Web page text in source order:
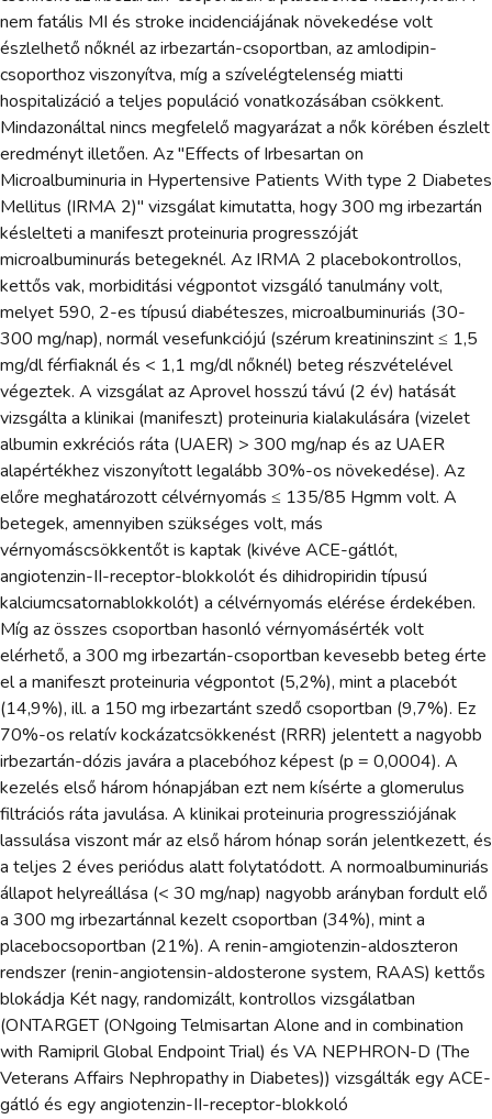
nem fatális MI és stroke incidenciájának növekedése volt
észlelhető nőknél az irbezartán-csoportban, az amlodipin-
csoporthoz viszonyítva, míg a szívelégtelenség miatti
hospitalizáció a teljes populáció vonatkozásában csökkent.
Mindazonáltal nincs megfelelő magyarázat a nők körében észlelt
eredményt illetően. Az "Effects of Irbesartan on
Microalbuminuria in Hypertensive Patients With type 2 Diabetes
Mellitus (IRMA 2)" vizsgálat kimutatta, hogy 300 mg irbezartán
késlelteti a manifeszt proteinuria progresszóját
microalbuminurás betegeknél. Az IRMA 2 placebokontrollos,
kettős vak, morbiditási végpontot vizsgáló tanulmány volt,
melyet 590, 2-es típusú diabéteszes, microalbuminuriás (30-
300 mg/nap), normál vesefunkciójú (szérum kreatininszint ≤ 1,5
mg/dl férfiaknál és < 1,1 mg/dl nőknél) beteg részvételével
végeztek. A vizsgálat az Aprovel hosszú távú (2 év) hatását
vizsgálta a klinikai (manifeszt) proteinuria kialakulására (vizelet
albumin exkréciós ráta (UAER) > 300 mg/nap és az UAER
alapértékhez viszonyított legalább 30%-os növekedése). Az
előre meghatározott célvérnyomás ≤ 135/85 Hgmm volt. A
betegek, amennyiben szükséges volt, más
vérnyomáscsökkentőt is kaptak (kivéve ACE-gátlót,
angiotenzin-II-receptor-blokkolót és dihidropiridin típusú
kalciumcsatornablokkolót) a célvérnyomás elérése érdekében.
Míg az összes csoportban hasonló vérnyomásérték volt
elérhető, a 300 mg irbezartán-csoportban kevesebb beteg érte
el a manifeszt proteinuria végpontot (5,2%), mint a placebót
(14,9%), ill. a 150 mg irbezartánt szedő csoportban (9,7%). Ez
70%-os relatív kockázatcsökkenést (RRR) jelentett a nagyobb
irbezartán-dózis javára a placebóhoz képest (p = 0,0004). A
kezelés első három hónapjában ezt nem kísérte a glomerulus
filtrációs ráta javulása. A klinikai proteinuria progressziójának
lassulása viszont már az első három hónap során jelentkezett, és
a teljes 2 éves periódus alatt folytatódott. A normoalbuminuriás
állapot helyreállása (< 30 mg/nap) nagyobb arányban fordult elő
a 300 mg irbezartánnal kezelt csoportban (34%), mint a
placebocsoportban (21%). A renin-amgiotenzin-aldoszteron
rendszer (renin-angiotensin-aldosterone system, RAAS) kettős
blokádja Két nagy, randomizált, kontrollos vizsgálatban
(ONTARGET (ONgoing Telmisartan Alone and in combination
with Ramipril Global Endpoint Trial) és VA NEPHRON-D (The
Veterans Affairs Nephropathy in Diabetes)) vizsgálták egy ACE-
gátló és egy angiotenzin-II-receptor-blokkoló